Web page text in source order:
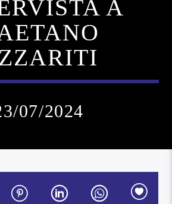
A
07/2024